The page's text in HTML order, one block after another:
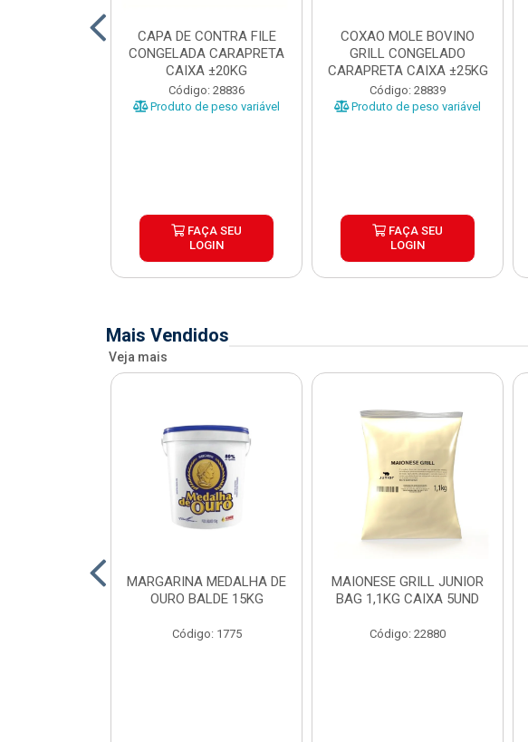
CAPA DE CONTRA FILE
CONGELADA CARAPRETA
CAIXA ±20KG
Código: 28836
Produto de peso variável
FAÇA SEU
LOGIN
COXAO MOLE BOVINO
GRILL CONGELADO
CARAPRETA CAIXA ±25KG
Código: 28839
Produto de peso variável
FAÇA SEU
LOGIN
Mais Vendidos
Veja mais
MARGARINA MEDALHA DE
OURO BALDE 15KG
Código: 1775
MAIONESE GRILL JUNIOR
BAG 1,1KG CAIXA 5UND
Código: 22880